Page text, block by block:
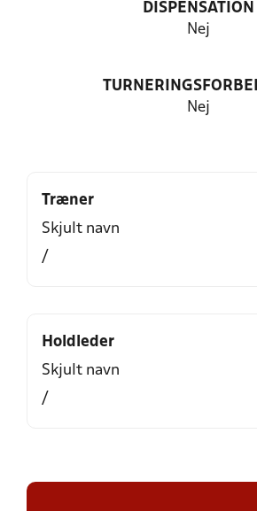
DISPENSATION
Nej
Nej
Træner
Skjult navn
/
Holdleder
Skjult navn
/